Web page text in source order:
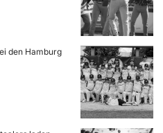
den Hamburg